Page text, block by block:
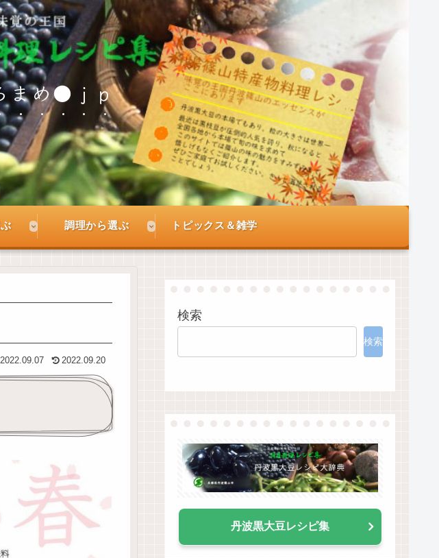
まめ●ｊｐ
調理から選ぶ トピックス＆雑学
2022.09.07 2022.09.20
検索
検索
丹波黒大豆レシピ集